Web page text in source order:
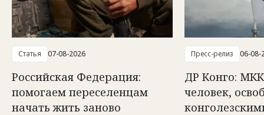
Статья 07-08-2026
Российская Федерация:
помогаем переселенцам
начать жить заново
Пресс-релиз 06-08-
ДР Конго:
человек,